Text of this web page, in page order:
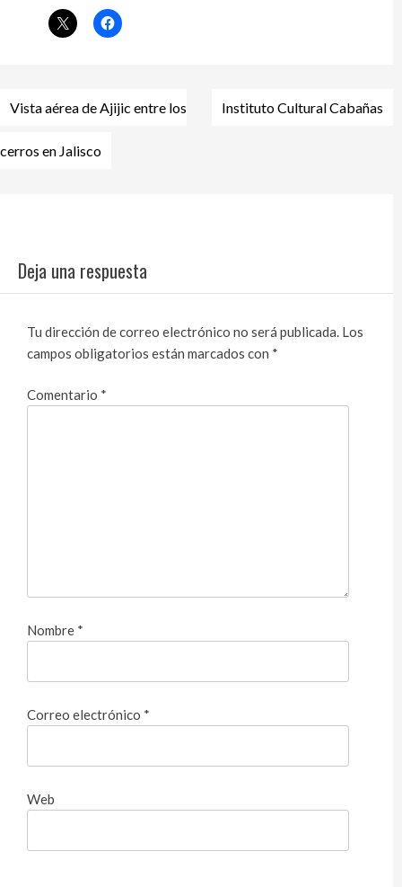
Navegación
entradas
Vista aérea de Ajijic entre los
cerros en Jalisco
Instituto Cultural Cabañas
Deja una respuesta
Tu dirección de correo electrónico no será publicada. Los
campos obligatorios están marcados con *
Comentario *
Nombre *
Correo electrónico *
Web